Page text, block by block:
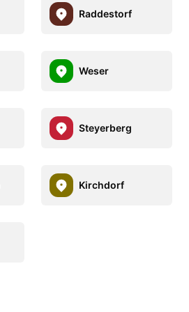
Raddestorf
Weser
Steyerberg
Kirchdorf